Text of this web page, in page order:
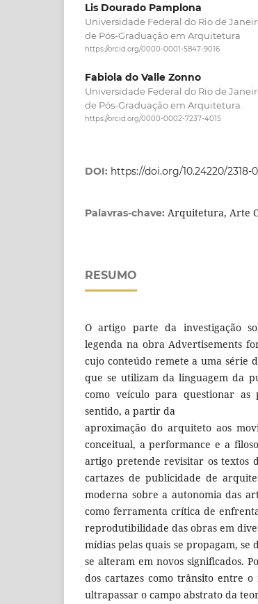
Lis Dourado Pamplona
Universidade Federal do Rio de
de Pós-Graduação em Arquitetura
https://orcid.org/0000-0001-5847-9016
Fabiola do Valle Zonno
Universidade Federal do Rio de
de Pós-Graduação em Arquitetura.
https://orcid.org/0000-0002-7237-4015
DOI: https://doi.org/10.24220/2318-
Palavras-chave: Arquitetura, Arte
RESUMO
O artigo parte da investigação
legenda na obra Advertisements
cujo conteúdo remete a uma série
que se utilizam da linguagem da
como veículo para questionar as
sentido, a partir da
aproximação do arquiteto aos
conceitual, a performance e a
artigo pretende revisitar os textos
cartazes de publicidade de
moderna sobre a autonomia das
como ferramenta crítica de
reprodutibilidade das obras em
mídias pelas quais se propagam, se
se alteram em novos significados.
dos cartazes como trânsito entre
ultrapassar o campo abstrato da